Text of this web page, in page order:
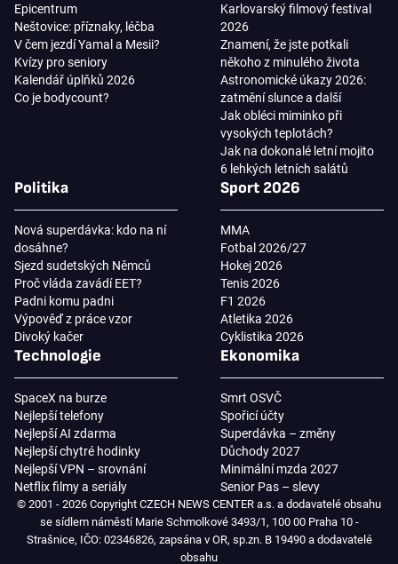
Epicentrum
Neštovice: příznaky, léčba
V čem jezdí Yamal a Mesii?
Kvízy pro seniory
Kalendář úplňků 2026
Co je bodycount?
Karlovarský filmový festival
2026
Znamení, že jste potkali
někoho z minulého života
Astronomické úkazy 2026:
zatmění slunce a další
Jak obléci miminko při
vysokých teplotách?
Jak na dokonalé letní mojito
6 lehkých letních salátů
Politika
Nová superdávka: kdo na ní
dosáhne?
Sjezd sudetských Němců
Proč vláda zavádí EET?
Padni komu padni
Výpověď z práce vzor
Divoký kačer
Sport 2026
MMA
Fotbal 2026/27
Hokej 2026
Tenis 2026
F1 2026
Atletika 2026
Cyklistika 2026
Technologie
SpaceX na burze
Nejlepší telefony
Nejlepší AI zdarma
Nejlepší chytré hodinky
Nejlepší VPN – srovnání
Netflix filmy a seriály
Ekonomika
Smrt OSVČ
Spořicí účty
Superdávka – změny
Důchody 2027
Minimální mzda 2027
Senior Pas – slevy
© 2001 - 2026 Copyright CZECH NEWS CENTER a.s. a dodavatelé obsahu
se sídlem náměstí Marie Schmolkové 3493/1, 100 00 Praha 10 -
Strašnice, IČO: 02346826, zapsána v OR, sp.zn. B 19490 a dodavatelé
obsahu